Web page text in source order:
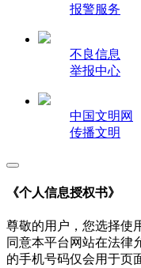
报警服务
不良信息
举报中心
中国文明网
传播文明
《个人信息授权书》
尊敬的用户，您选择使
同意本平台网站在法律
的手机号码仅会用于页